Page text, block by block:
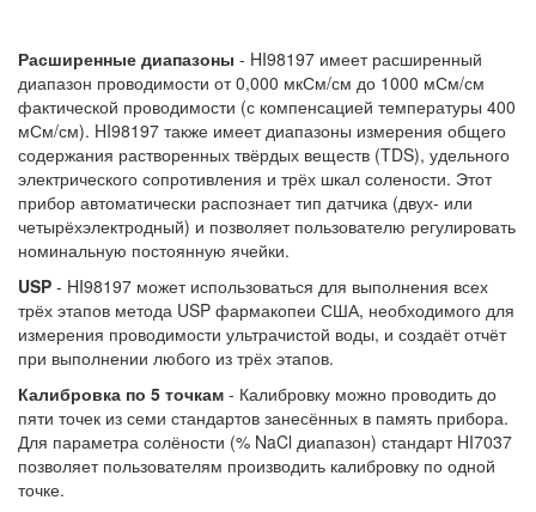
Расширенные диапазоны - HI98197 имеет расширенный
диапазон проводимости от 0,000 мкСм/см до 1000 мСм/см
фактической проводимости (с компенсацией температуры 400
мСм/см). HI98197 также имеет диапазоны измерения общего
содержания растворенных твёрдых веществ (TDS), удельного
электрического сопротивления и трёх шкал солености. Этот
прибор автоматически распознает тип датчика (двух- или
четырёхэлектродный) и позволяет пользователю регулировать
номинальную постоянную ячейки.
USP - HI98197 может использоваться для выполнения всех
трёх этапов метода USP фармакопеи США, необходимого для
измерения проводимости ультрачистой воды, и создаёт отчёт
при выполнении любого из трёх этапов.
Калибровка по 5 точкам - Калибровку можно проводить до
пяти точек из семи стандартов занесённых в память прибора.
Для параметра солёности (% NaCl диапазон) стандарт HI7037
позволяет пользователям производить калибровку по одной
точке.